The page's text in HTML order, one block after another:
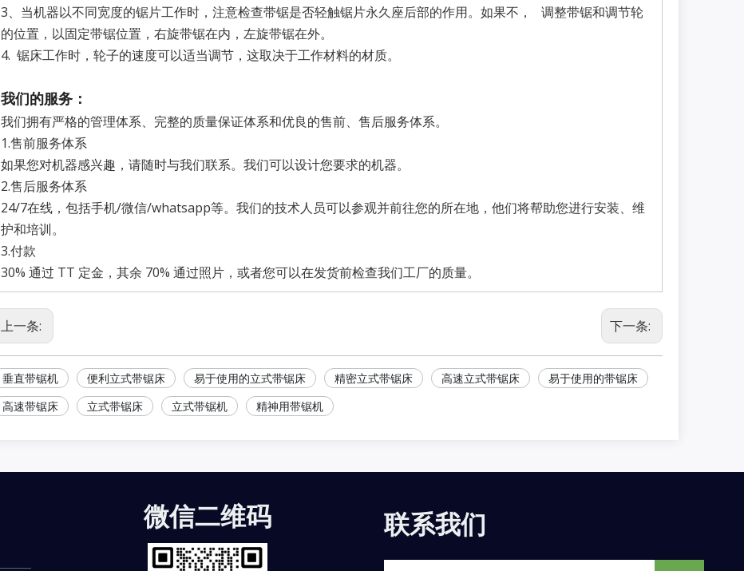
3、当机器以不同宽度的锯片工作时，注意检查带锯是否轻触锯片永久座后部的作用。如果不， 调整带锯和调节轮
的位置，以固定带锯位置，右旋带锯在内，左旋带锯在外。
4. 锯床工作时，轮子的速度可以适当调节，这取决于工作材料的材质。
我们的服务：
我们拥有严格的管理体系、完整的质量保证体系和优良的售前、售后服务体系。
1.售前服务体系
如果您对机器感兴趣，请随时与我们联系。我们可以设计您要求的机器。
2.售后服务体系
24/7在线，包括手机/微信/whatsapp等。我们的技术人员可以参观并前往您的所在地，他们将帮助您进行安装、维
护和培训。
3.付款
30% 通过 TT 定金，其余 70% 通过照片，或者您可以在发货前检查我们工厂的质量。
上一条: 下一条:
垂直带锯机 便利立式带锯床 易于使用的立式带锯床 精密立式带锯床 高速立式带锯床
易于使用的带锯床
高速带锯床
立式带锯床 立式带锯机 精神用带锯机
微信二维码 联系我们